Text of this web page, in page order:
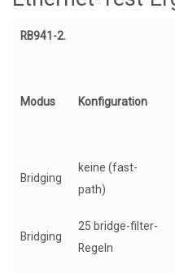
RB941-2.
Modus Konfiguration
Bridging
keine (fast-
path)
Bridging
25 bridge-filter-
Regeln